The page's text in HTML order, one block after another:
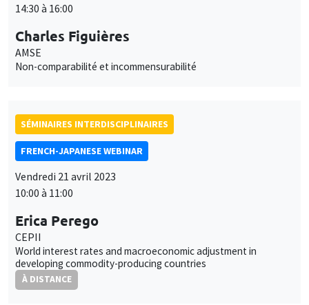
14:30 à 16:00
Charles Figuières
AMSE
Non-comparabilité et incommensurabilité
SÉMINAIRES INTERDISCIPLINAIRES
FRENCH-JAPANESE WEBINAR
Vendredi 21 avril 2023
10:00 à 11:00
Erica Perego
CEPII
World interest rates and macroeconomic adjustment in
developing commodity-producing countries
À DISTANCE